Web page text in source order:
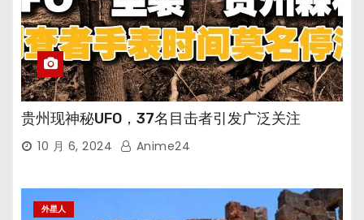
贵州现神秘UFO，37名目击者引发广泛关注
10 月 6, 2024 Anime24
外星人